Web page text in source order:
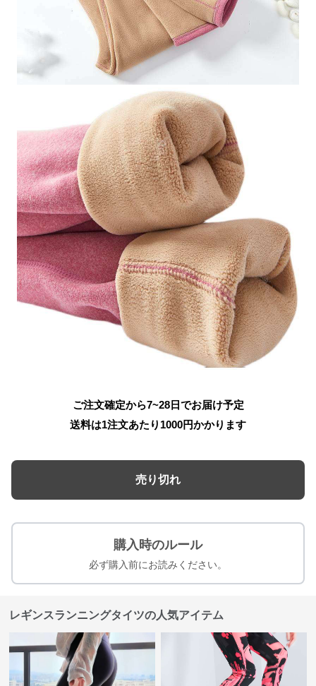
ご注文確定から7~28日でお届け予定
送料は1注文あたり 1000円かかります
売り切れ
購入時のルール
必ず購入前にお読みください。
レギンスランニングタイツの人気アイテム